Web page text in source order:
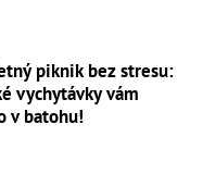
piknik bez stresu:
vychytávky vám
v batohu!